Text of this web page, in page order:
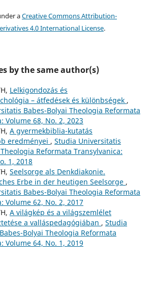
aCreative Commons Attribution-
4.0 International License.
by the same author(s)
Lelkigondozás és
– átfedések és különbségek ,
Babes-Bolyai Theologia Reformata
Volume 68, No. 2, 2023
A gyermekbiblia-kutatás
eredményei , Studia Universitatis
Reformata Transylvanica:
1, 2018
Seelsorge als Denkdiakonie.
Erbe in der heutigen Seelsorge ,
Babes-Bolyai Theologia Reformata
Volume 62, No. 2, 2017
A világkép és a világszemlélet
a valláspedagógiában , Studia
Bolyai Theologia Reformata
Volume 64, No. 1, 2019